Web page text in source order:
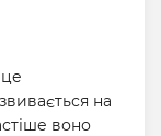
на
воно